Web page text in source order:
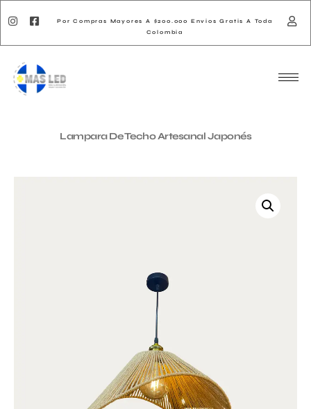
Por Compras Mayores A $200.000 Envios Gratis A Toda
Colombia
Lampara De Techo Artesanal Japonés